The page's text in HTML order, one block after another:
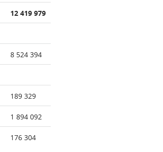
12 419 979
8 524 394
189 329
1 894 092
176 304